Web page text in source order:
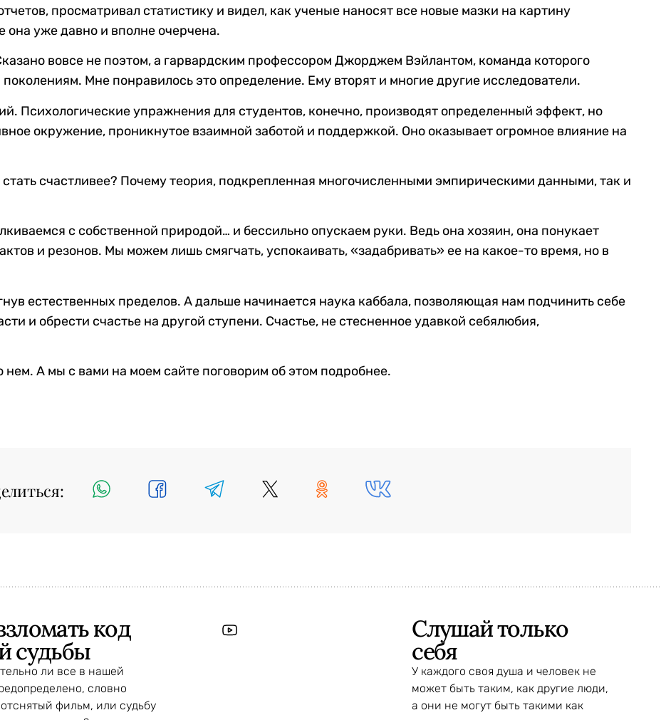
просматривал статистику и видел, как ученые наносят все новые мазки на картину
она уже давно и вполне очерчена.
вовсе не поэтом, а гарвардским профессором Джорджем Вэйлантом, команда которого
Мне понравилось это определение. Ему вторят и многие другие исследователи.
Психологические упражнения для студентов, конечно, производят определенный эффект, но
окружение, проникнутое взаимной заботой и поддержкой. Оно оказывает огромное влияние на
счастливее? Почему теория, подкрепленная многочисленными эмпирическими данными, так и
с собственной природой… и бессильно опускаем руки. Ведь она хозяин, она понукает
и резонов. Мы можем лишь смягчать, успокаивать, «задабривать» ее на какое-то время, но в
естественных пределов. А дальше начинается наука каббала, позволяющая нам подчинить себе
и обрести счастье на другой ступени. Счастье, не стесненное удавкой себялюбия,
А мы с вами на моем сайте поговорим об этом подробнее.
код
судьбы
ли все в нашей
словно
фильм, или судьбу
Слушай только
себя
У каждого своя душа и человек не
может быть таким, как другие люди,
а они не могут быть такими как